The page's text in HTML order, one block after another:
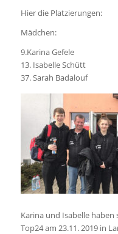
Hier die Platzierungen:
Mädchen:
9.Karina Gefele
13. Isabelle Schütt
37. Sarah Badalouf
Karina und Isabelle
Top24 am 23.11. 2019 in